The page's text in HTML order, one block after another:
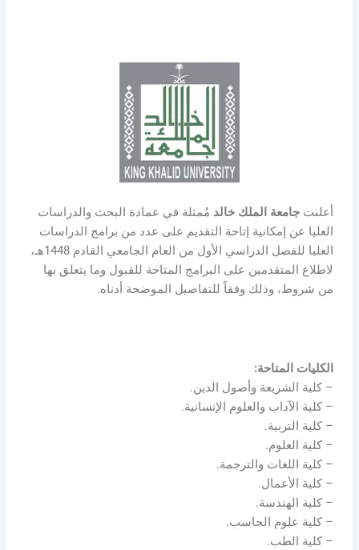
أعلنتجامعة الملك خالد مُمثلة في عمادة البحث والدراسات
العليا عن إمكانية إتاحة التقديم على عدد من برامج الدراسات
العليا للفصل الدراسي الأول من العام الجامعي القادم 1448هـ،
لاطلاع المتقدمين على البرامج المتاحة للقبول وما يتعلق بها
من شروط، وذلك وفقاً للتفاصيل الموضحة أدناه.
الكليات المتاحة:
– كلية الشريعة وأصول الدين.
– كلية الآداب والعلوم الإنسانية.
– كلية التربية.
– كلية العلوم.
– كلية اللغات والترجمة.
– كلية الأعمال.
– كلية الهندسة.
– كلية علوم الحاسب.
– كلية الطب.